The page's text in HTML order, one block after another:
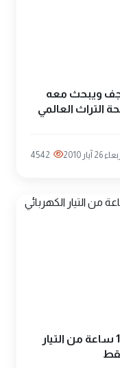
ويبحث معه
التراث العالمي
آيار 2010 4542
وزارة الكهرباء تمنح مدينة كربلاء 12 ساعة من التيار